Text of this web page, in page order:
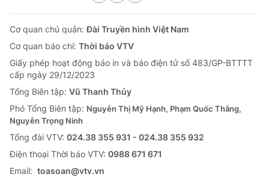
Cơ quan chủ quản:Đài Truyền hình Việt Nam
Cơ quan báo chí: Thời báo VTV
Giấy phép hoạt động báo in và báo điện tử số 483/GP-BTTTT
cấp ngày 29/12/2023
Tổng Biên tập: Vũ Thanh Thủy
Phó Tổng Biên tập: Nguyễn Thị Mỹ Hạnh, Phạm Quốc Thắng,
Nguyễn Trọng Ninh
Tổng đài VTV: 024.38 355 931 - 024.38 355 932
Ðiện thoại Thời báo VTV: 0988 671 671
Email: toasoan@vtv.vn